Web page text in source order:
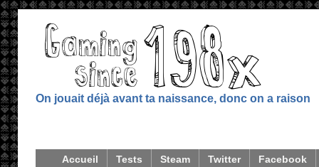
On jouait déjà avant ta naissance, donc on a raison
Accueil Tests Steam Twitter Facebook